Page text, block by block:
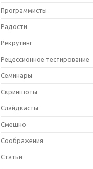
Программисты
Радости
Рекрутинг
Рецессионное тестирование
Семинары
Скриншоты
Слайдкасты
Смешно
Соображения
Статьи